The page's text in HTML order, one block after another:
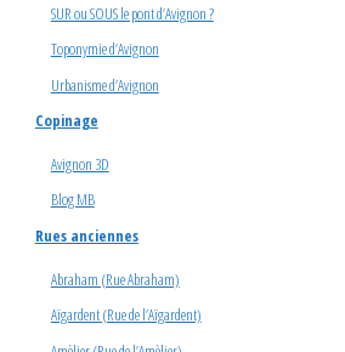
SUR ou SOUS le pont d’Avignon ?
Toponymie d’Avignon
Urbanisme d’Avignon
Copinage
Avignon 3D
Blog MB
Rues anciennes
Abraham (Rue Abraham)
Aïgardent (Rue de l’Aïgardent)